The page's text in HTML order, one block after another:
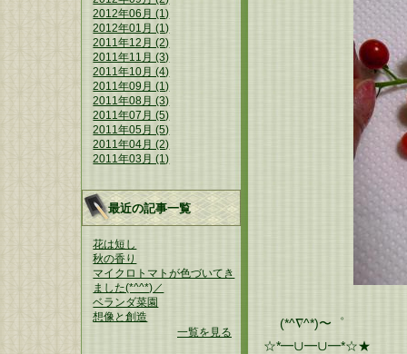
(*^∇^*)〜゜
☆*━∪━∪━*☆★
2012年06月 (1)
2012年01月 (1)
2011年12月 (2)
2011年11月 (3)
2011年10月 (4)
2011年09月 (1)
2011年08月 (3)
2011年07月 (5)
2011年05月 (5)
2011年04月 (2)
2011年03月 (1)
最近の記事一覧
花は短し
秋の香り
マイクロトマトが色づいてき
ました(*^^*)／
ベランダ菜園
想像と創造
一覧を見る